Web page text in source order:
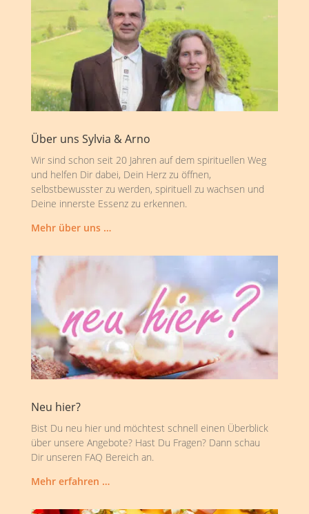
Über uns Sylvia & Arno
Wir sind schon seit 20 Jahren auf dem spirituellen Weg
und helfen Dir dabei, Dein Herz zu öffnen,
selbstbewusster zu werden, spirituell zu wachsen und
Deine innerste Essenz zu erkennen.
Mehr über uns …
Neu hier?
Bist Du neu hier und möchtest schnell einen Überblick
über unsere Angebote? Hast Du Fragen? Dann schau
Dir unseren FAQ Bereich an.
Mehr erfahren …